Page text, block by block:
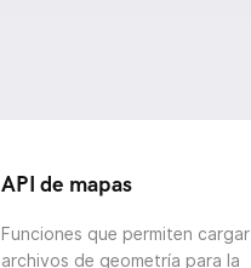
API de mapas
Funciones que permiten
archivos de geometría para la